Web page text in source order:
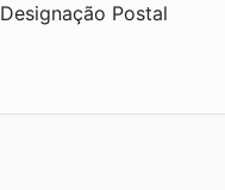
Designação Postal